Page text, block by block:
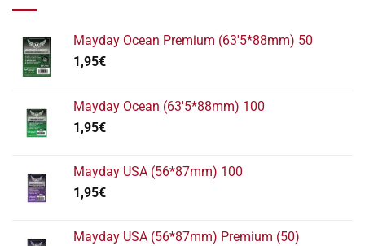
Mayday Ocean Premium (63'5*88mm) 50
1,95€
Mayday Ocean (63'5*88mm) 100
1,95€
Mayday USA (56*87mm) 100
1,95€
Mayday USA (56*87mm) Premium (50)